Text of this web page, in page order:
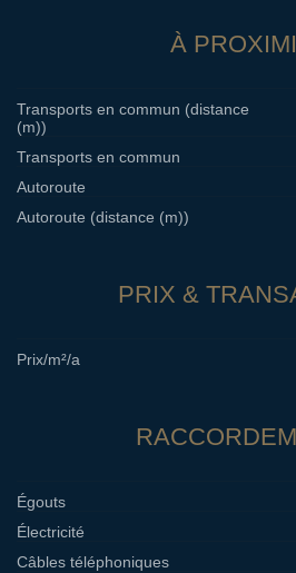
À
Transports en commun (distance
(m))
Transports en commun
Autoroute
Autoroute (distance (m))
PRIX &
Prix/m²/a
Égouts
Électricité
Câbles téléphoniques